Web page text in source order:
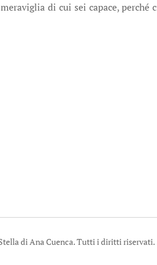
di cui sei capace, perché
di Ana Cuenca. Tutti i diritti riservati.